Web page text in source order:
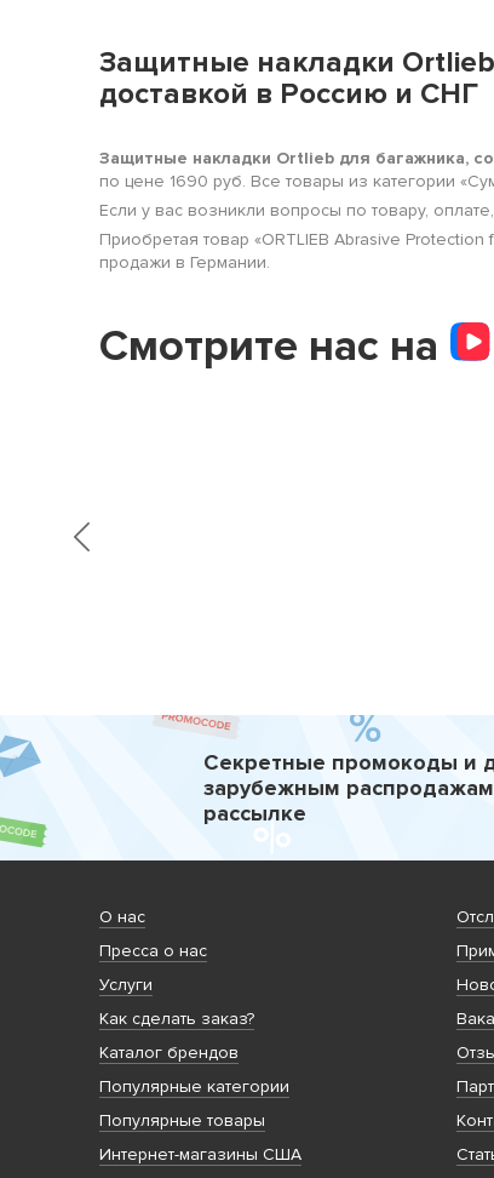
Защитные накладки
доставкой в Россию и СНГ
Защитные накладки Ortlieb для багажника,
по цене 1690 руб. Все товары из категории
Если у вас возникли вопросы по товару,
Приобретая товар «ORTLIEB Abrasive
продажи в Германии.
Смотрите нас на
Секретные промокоды и
зарубежным
рассылке
О нас
Пресса о нас
Услуги
Как сделать заказ?
Каталог брендов
Популярные категории
Популярные товары
Интернет-магазины США